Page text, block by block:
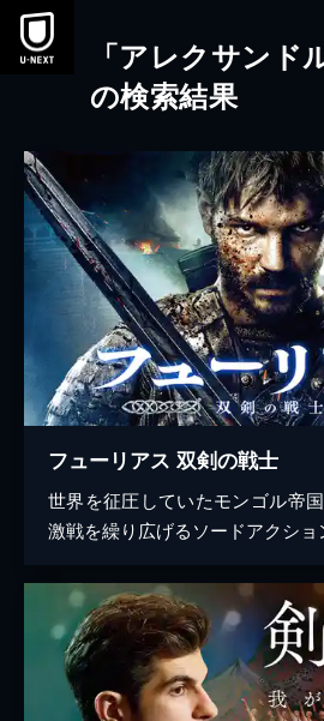
本文へスキップ
「アレクサンド
の検索結果
フューリアス 双剣の戦士
世界を征圧していたモンゴル帝
激戦を繰り広げるソードアクショ